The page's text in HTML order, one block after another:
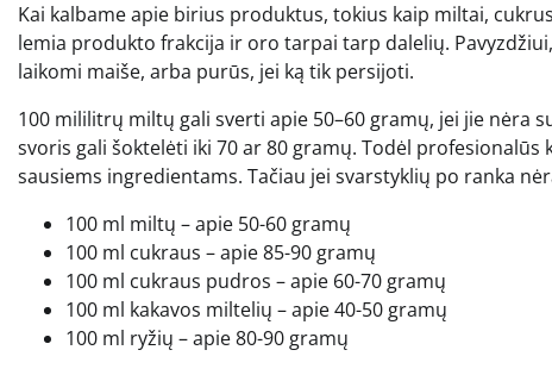
Kai kalbame apie birius produktus, tokius kaip miltai,
lemia produkto frakcija ir oro tarpai tarp dalelių.
laikomi maiše, arba purūs, jei ką tik persijoti.
100 mililitrų miltų gali sverti apie 50–60 gramų, jei jie nėra
svoris gali šoktelėti iki 70 ar 80 gramų. Todėl
sausiems ingredientams. Tačiau jei svarstyklių po ranka
100 ml miltų – apie 50-60 gramų
100 ml cukraus – apie 85-90 gramų
100 ml cukraus pudros – apie 60-70 gramų
100 ml kakavos miltelių – apie 40-50 gramų
100 ml ryžių – apie 80-90 gramų